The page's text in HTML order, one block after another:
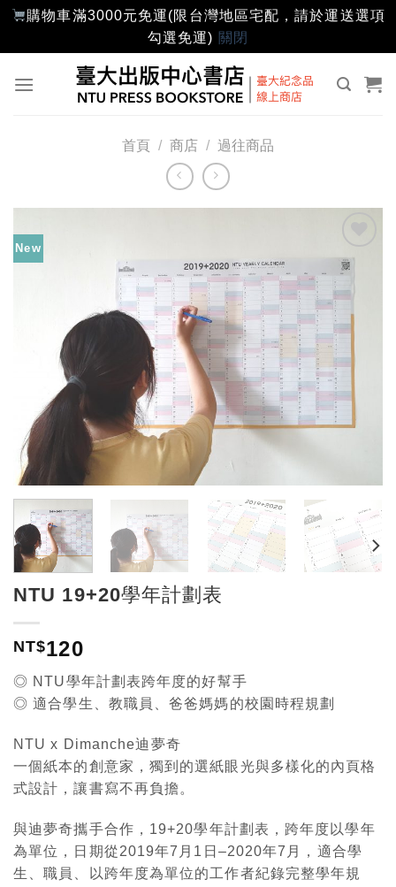
購物車滿3000元免運(限台灣地區宅配，請於運送選項
勾選免運) 關閉
首頁 / 商店 / 過往商品
New
加入
單」
NTU 19+20學年計劃表
NT$120
◎ NTU學年計劃表跨年度的好幫手
◎ 適合學生、教職員、爸爸媽媽的校園時程規劃
NTU x Dimanche迪夢奇
一個紙本的創意家，獨到的選紙眼光與多樣化的內頁格
式設計，讓書寫不再負擔。
與迪夢奇攜手合作，19+20學年計劃表，跨年度以學年
為單位，日期從2019年7月1日–2020年7月，適合學
生、職員、以跨年度為單位的工作者紀錄完整學年規